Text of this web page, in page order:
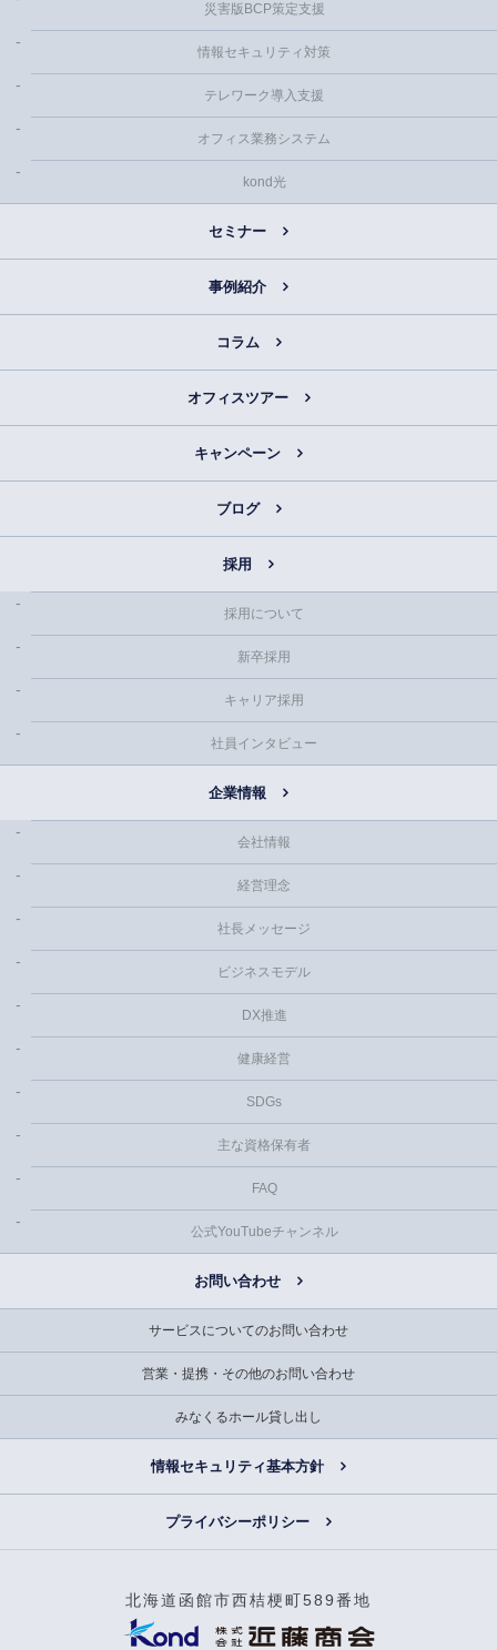
災害版BCP策定支援
情報セキュリティ対策
テレワーク導入支援
オフィス業務システム
kond光
セミナー
事例紹介
コラム
オフィスツアー
キャンペーン
ブログ
採用
採用について
新卒採用
キャリア採用
社員インタビュー
企業情報
会社情報
経営理念
社長メッセージ
ビジネスモデル
DX推進
健康経営
SDGs
主な資格保有者
FAQ
公式YouTubeチャンネル
お問い合わせ
サービスについてのお問い合わせ
営業・提携・その他のお問い合わせ
みなくるホール貸し出し
情報セキュリティ基本方針
プライバシーポリシー
北海道函館市西桔梗町589番地